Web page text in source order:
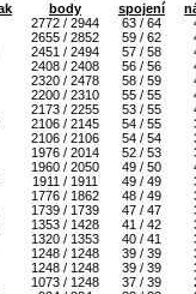
body spojení
2772 / 2944 63 / 64
2655 / 2852 59 / 62
2451 / 2494 57 / 58
2408 / 2408 56 / 56
2320 / 2478 58 / 59
2200 / 2310 55 / 55
2173 / 2255 53 / 55
2106 / 2145 54 / 55
2106 / 2106 54 / 54
1976 / 2014 52 / 53
1960 / 2050 49 / 50
1911 / 1911 49 / 49
1776 / 1862 48 / 49
1739 / 1739 47 / 47
1353 / 1428 41 / 42
1320 / 1353 40 / 41
1248 / 1248 39 / 39
1248 / 1248 39 / 39
1073 / 1248 37 / 39